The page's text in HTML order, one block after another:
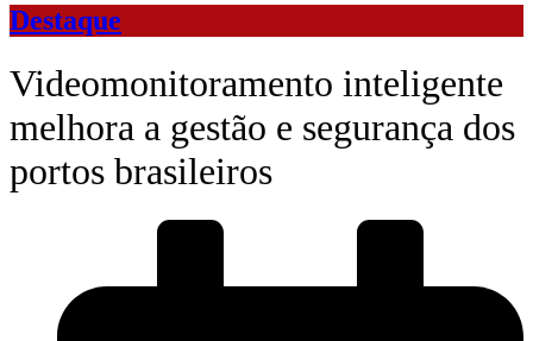
Destaque
Videomonitoramento inteligente
melhora a gestão e segurança dos
portos brasileiros